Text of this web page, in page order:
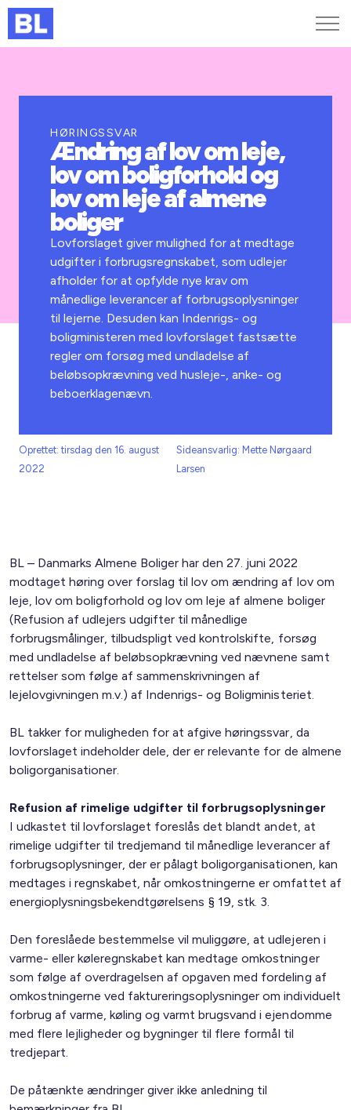
Kurser og arrangementer
Jobportalen
HØRINGSSVAR
Ændring af lov om leje,
lov om boligforhold og
lov om leje af almene
boliger
Lovforslaget giver mulighed for at medtage
udgifter i forbrugsregnskabet, som udlejer
afholder for at opfylde nye krav om
månedlige leverancer af forbrugsoplysninger
til lejerne. Desuden kan Indenrigs- og
boligministeren med lovforslaget fastsætte
regler om forsøg med undladelse af
beløbsopkrævning ved husleje-, anke- og
beboerklagenævn.
Oprettet: tirsdag den 16. august
2022
Sideansvarlig: Mette Nørgaard
Larsen
BL – Danmarks Almene Boliger har den 27. juni 2022
modtaget høring over forslag til lov om ændring af lov om
leje, lov om boligforhold og lov om leje af almene boliger
(Refusion af udlejers udgifter til månedlige
forbrugsmålinger, tilbudspligt ved kontrolskifte, forsøg
med undladelse af beløbsopkrævning ved nævnene samt
rettelser som følge af sammenskrivningen af
lejelovgivningen m.v.) af Indenrigs- og Boligministeriet.
BL takker for muligheden for at afgive høringssvar, da
lovforslaget indeholder dele, der er relevante for de almene
boligorganisationer.
Refusion af rimelige udgifter til forbrugsoplysninger
I udkastet til lovforslaget foreslås det blandt andet, at
rimelige udgifter til tredjemand til månedlige leverancer af
forbrugsoplysninger, der er pålagt boligorganisationen, kan
medtages i regnskabet, når omkostningerne er omfattet af
energioplysningsbekendtgørelsens § 19, stk. 3.
Den foreslåede bestemmelse vil muliggøre, at udlejeren i
varme- eller køleregnskabet kan medtage omkostninger
som følge af overdragelsen af opgaven med fordeling af
omkostningerne ved faktureringsoplysninger om individuelt
forbrug af varme, køling og varmt brugsvand i ejendomme
med flere lejligheder og bygninger til flere formål til
tredjepart.
De påtænkte ændringer giver ikke anledning til